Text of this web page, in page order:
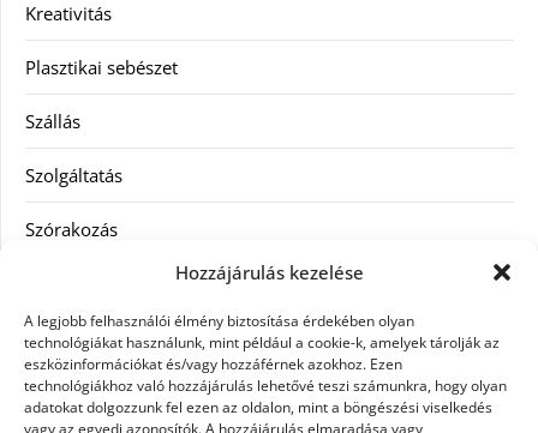
Hozzájárulás kezelése
A legjobb felhasználói élmény biztosítása érdekében olyan
technológiákat használunk, mint például a cookie-k, amelyek tárolják az
eszközinformációkat és/vagy hozzáférnek azokhoz. Ezen
technológiákhoz való hozzájárulás lehetővé teszi számunkra, hogy olyan
adatokat dolgozzunk fel ezen az oldalon, mint a böngészési viselkedés
vagy az egyedi azonosítók. A hozzájárulás elmaradása vagy
Kreativitás
Plasztikai sebészet
Szállás
Szolgáltatás
Szórakozás
Vásárlás
Víztisztítás